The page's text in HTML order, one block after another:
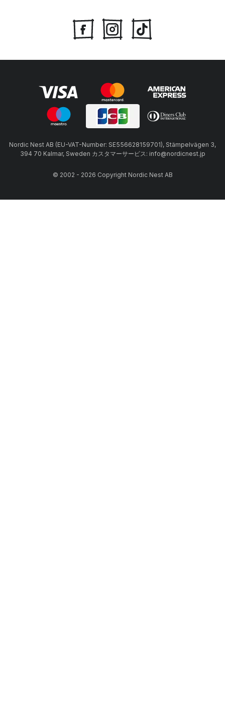
Nordic Nest AB (EU-VAT-Number: SE556628159701), Stämpelvägen 3,
394 70 Kalmar, Sweden カスタマーサービス: info@nordicnest.jp
© 2002 - 2026 Copyright Nordic Nest AB